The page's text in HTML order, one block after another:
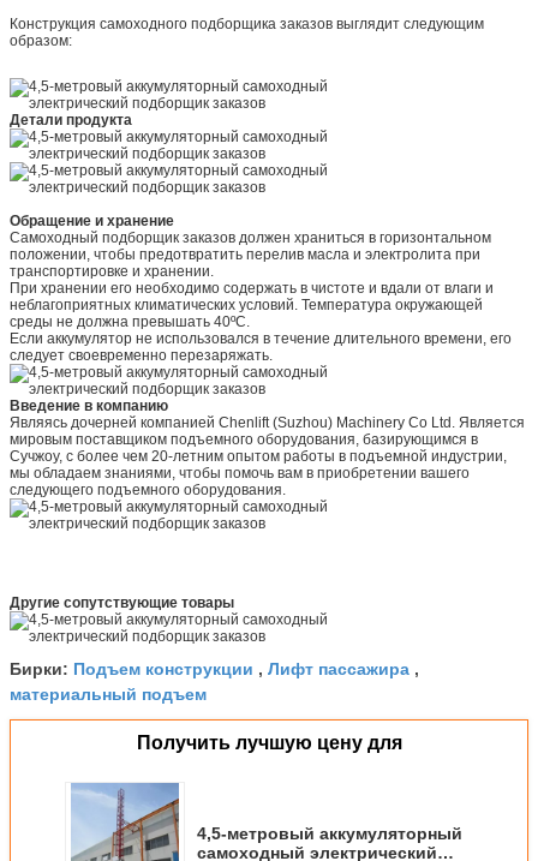
Конструкция самоходного подборщика заказов выглядит следующим
образом:
Детали продукта
Обращение и хранение
Самоходный подборщик заказов должен храниться в горизонтальном
положении, чтобы предотвратить перелив масла и электролита при
транспортировке и хранении.
При хранении его необходимо содержать в чистоте и вдали от влаги и
неблагоприятных климатических условий. Температура окружающей
среды не должна превышать 40ºC.
Если аккумулятор не использовался в течение длительного времени, его
следует своевременно перезаряжать.
Введение в компанию
Являясь дочерней компанией Chenlift (Suzhou) Machinery Co Ltd. Является
мировым поставщиком подъемного оборудования, базирующимся в
Сучжоу, с более чем 20-летним опытом работы в подъемной индустрии,
мы обладаем знаниями, чтобы помочь вам в приобретении вашего
следующего подъемного оборудования.
Другие сопутствующие товары
Бирки: Подъем конструкции , Лифт пассажира ,
материальный подъем
Получить лучшую цену для
4,5-метровый аккумуляторный
самоходный электрический